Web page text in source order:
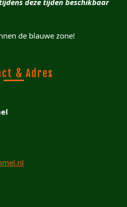
de blauwe zone!
& Adres